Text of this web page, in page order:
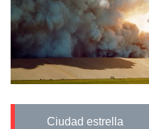
Ciudad estrella